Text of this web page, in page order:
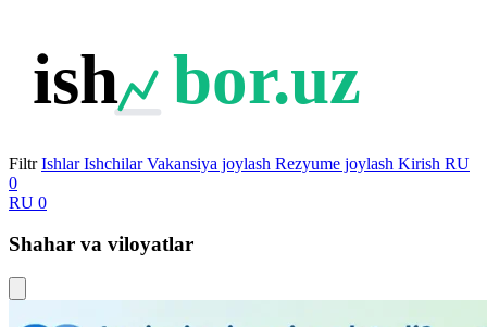
ish bor.uz
Filtr Ishlar Ishchilar Vakansiya joylash Rezyume joylash Kirish RU
0
RU 0
Shahar va viloyatlar